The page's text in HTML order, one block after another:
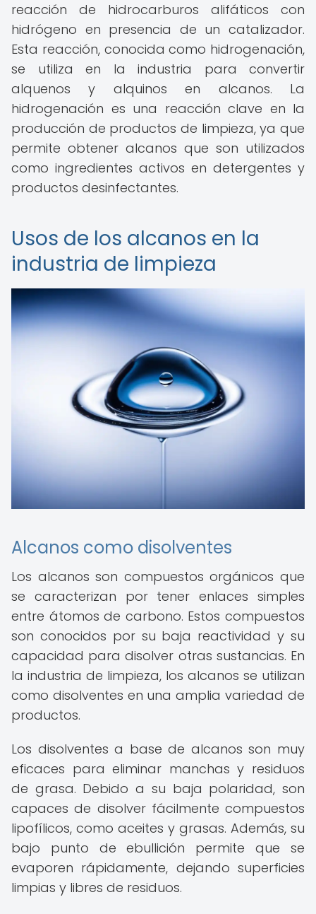
reacción de hidrocarburos alifáticos con
hidrógeno en presencia de un catalizador.
Esta reacción, conocida como hidrogenación,
se utiliza en la industria para convertir
alquenos y alquinos en alcanos. La
hidrogenación es una reacción clave en la
producción de productos de limpieza, ya que
permite obtener alcanos que son utilizados
como ingredientes activos en detergentes y
productos desinfectantes.
Usos de los alcanos en la
industria de limpieza
Alcanos como disolventes
Los alcanos son compuestos orgánicos que
se caracterizan por tener enlaces simples
entre átomos de carbono. Estos compuestos
son conocidos por su baja reactividad y su
capacidad para disolver otras sustancias. En
la industria de limpieza, los alcanos se utilizan
como disolventes en una amplia variedad de
productos.
Los disolventes a base de alcanos son muy
eficaces para eliminar manchas y residuos
de grasa. Debido a su baja polaridad, son
capaces de disolver fácilmente compuestos
lipofílicos, como aceites y grasas. Además, su
bajo punto de ebullición permite que se
evaporen rápidamente, dejando superficies
limpias y libres de residuos.